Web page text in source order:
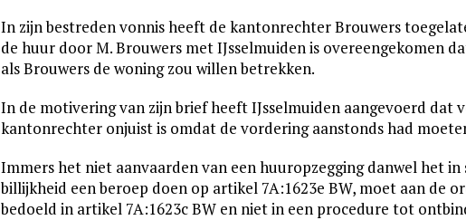
In zijn bestreden vonnis heeft de kantonrechter Brouwers
de huur door M. Brouwers met IJsselmuiden is overeengekomen
als Brouwers de woning zou willen betrekken.
In de motivering van zijn brief heeft IJsselmuiden aangevoerd dat
kantonrechter onjuist is omdat de vordering aanstonds had
Immers het niet aanvaarden van een huuropzegging danwel het
billijkheid een beroep doen op artikel 7A:1623e BW, moet aan de
bedoeld in artikel 7A:1623c BW en niet in een procedure tot